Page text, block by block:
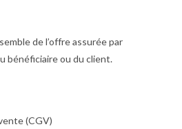
de l’offre assurée par
bénéficiaire ou du client.
(CGV)